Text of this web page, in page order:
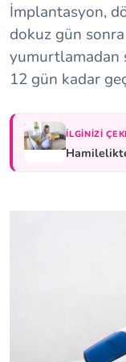
İmplantasyon,
dokuz gün
yumurtlamadan
12 gün kadar
İLGINIZI